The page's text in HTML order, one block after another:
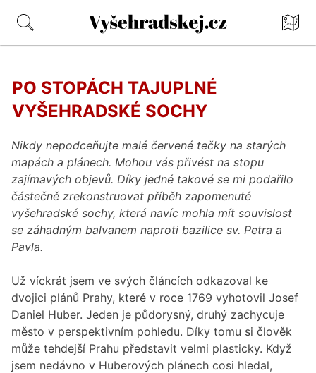
Vyšehradskej.cz
Mapa
PO STOPÁCH TAJUPLNÉ
VYŠEHRADSKÉ SOCHY
Nikdy nepodceňujte malé červené tečky na starých
mapách a plánech. Mohou vás přivést na stopu
zajímavých objevů. Díky jedné takové se mi podařilo
částečně zrekonstruovat příběh zapomenuté
vyšehradské sochy, která navíc mohla mít souvislost
se záhadným balvanem naproti bazilice sv. Petra a
Pavla.
Už víckrát jsem ve svých článcích odkazoval ke
dvojici plánů Prahy, které v roce 1769 vyhotovil Josef
Daniel Huber. Jeden je půdorysný, druhý zachycuje
město v perspektivním pohledu. Díky tomu si člověk
může tehdejší Prahu představit velmi plasticky. Když
jsem nedávno v Huberových plánech cosi hledal,